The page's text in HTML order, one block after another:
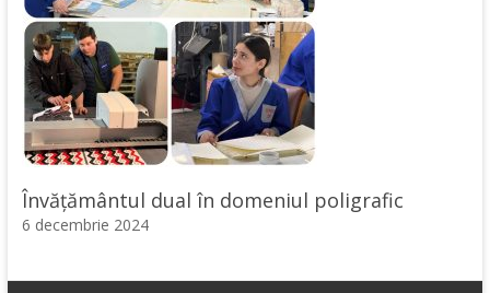
Învățământul dual în domeniul poligrafic
6 decembrie 2024